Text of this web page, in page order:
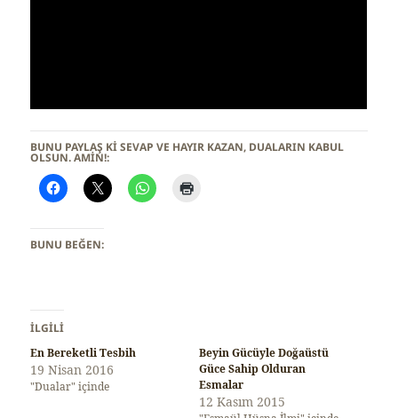
BUNU PAYLAŞ KI SEVAP VE HAYIR KAZAN, DUALARIN KABUL
OLSUN. AMİN!:
BUNU BEĞEN:
İLGILI
En Bereketli Tesbih
19 Nisan 2016
"Dualar" içinde
Beyin Gücüyle Doğaüstü
Güce Sahip Olduran
Esmalar
12 Kasım 2015